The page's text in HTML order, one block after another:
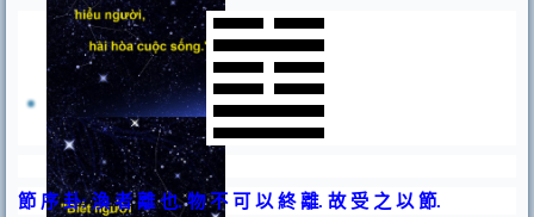
節 序 卦:渙 者 離 也.物 不 可 以 終 離.故 受 之 以 節.